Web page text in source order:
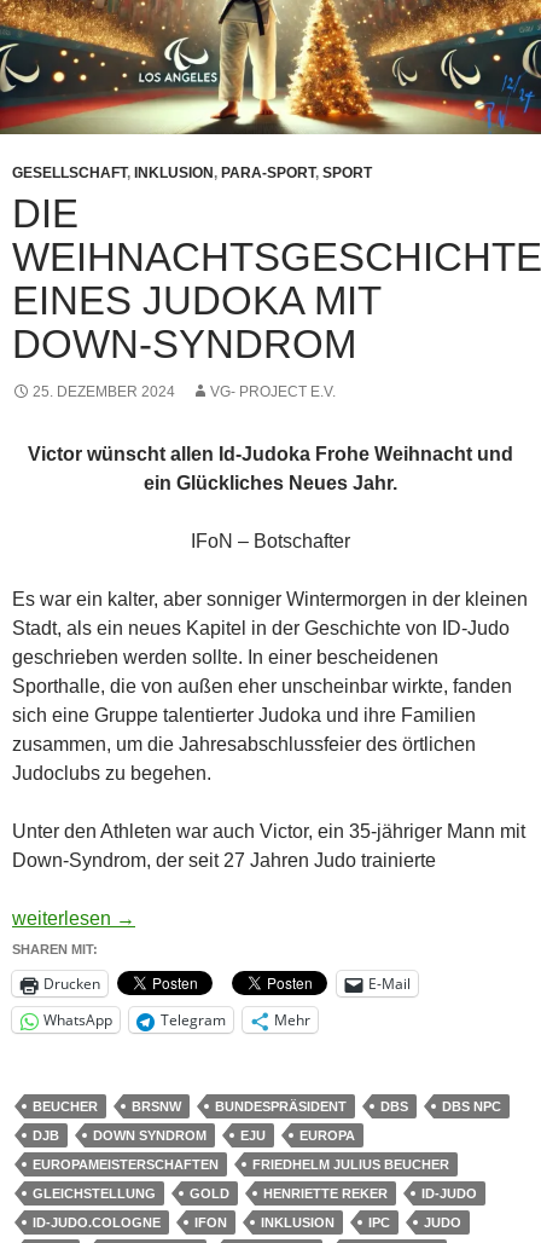
GESELLSCHAFT, INKLUSION , PARA-SPORT, SPORT
DIE
WEIHNACHTSGESCHICHTE
EINES JUDOKA MIT
DOWN-SYNDROM
25. DEZEMBER 2024 VG- PROJECT E.V.
Victor wünscht allen Id-Judoka Frohe Weihnacht und
ein Glückliches Neues Jahr.
IFoN – Botschafter
Es war ein kalter, aber sonniger Wintermorgen in der kleinen
Stadt, als ein neues Kapitel in der Geschichte von ID-Judo
geschrieben werden sollte. In einer bescheidenen
Sporthalle, die von außen eher unscheinbar wirkte, fanden
sich eine Gruppe talentierter Judoka und ihre Familien
zusammen, um die Jahresabschlussfeier des örtlichen
Judoclubs zu begehen.
Unter den Athleten war auch Victor, ein 35-jähriger Mann mit
Down-Syndrom, der seit 27 Jahren Judo trainierte
Die Weihnachtsgeschichte eines Judoka mit Down-Syndrom
weiterlesen →
SHAREN MIT:
Drucken
E-Mail
WhatsApp
Telegram Mehr
BEUCHER BRSNW BUNDESPRÄSIDENT DBS
DBS NPC
DJB
DOWN SYNDROM EJU
EUROPA
EUROPAMEISTERSCHAFTEN
FRIEDHELM JULIUS BEUCHER
GLEICHSTELLUNG
GOLD HENRIETTE REKER
ID-JUDO
ID-JUDO.COLOGNE
IFON INKLUSION IPC
JUDO